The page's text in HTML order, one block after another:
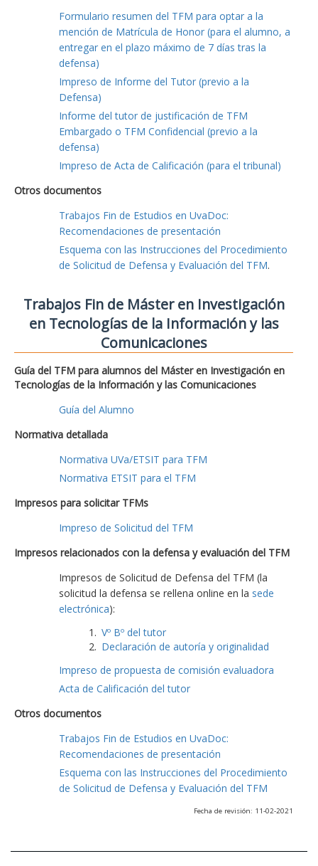
Formulario resumen del TFM para optar a la
mención de Matrícula de Honor (para el alumno, a
entregar en el plazo máximo de 7 días tras la
defensa)
Impreso de Informe del Tutor (previo a la
Defensa)
Informe del tutor de justificación de TFM
Embargado o TFM Confidencial (previo a la
defensa)
Impreso de Acta de Calificación (para el tribunal)
Otros documentos
Trabajos Fin de Estudios en UvaDoc:
Recomendaciones de presentación
Esquema con las Instrucciones del Procedimiento
de Solicitud de Defensa y Evaluación del TFM.
Trabajos Fin de Máster en Investigación
en Tecnologías de la Información y las
Comunicaciones
Guía del TFM para alumnos del Máster en Investigación en
Tecnologías de la Información y las Comunicaciones
Guía del Alumno
Normativa detallada
Normativa UVa/ETSIT para TFM
Normativa ETSIT para el TFM
Impresos para solicitar TFMs
Impreso de Solicitud del TFM
Impresos relacionados con la defensa y evaluación del TFM
Impresos de Solicitud de Defensa del TFM (la
solicitud la defensa se rellena online en la sede
electrónica):
Vº Bº del tutor
Declaración de autoría y originalidad
Impreso de propuesta de comisión evaluadora
Acta de Calificación del tutor
Otros documentos
Trabajos Fin de Estudios en UvaDoc:
Recomendaciones de presentación
Esquema con las Instrucciones del Procedimiento
de Solicitud de Defensa y Evaluación del TFM
Fecha de revisión: 11-02-2021